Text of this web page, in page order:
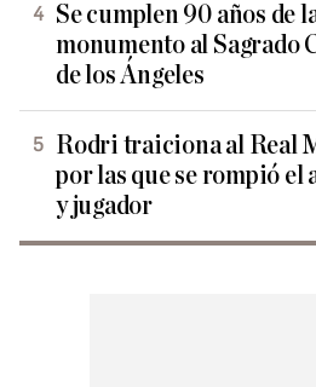
Se cumplen 90 años de
monumento al Sagrado
de los Ángeles
Rodri traiciona al Real
por las que se rompió el
y jugador